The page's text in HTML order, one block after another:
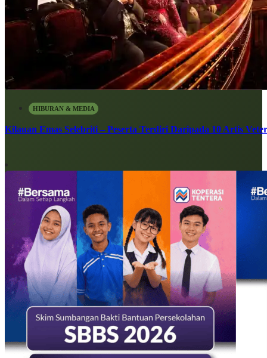
HIBURAN & MEDIA
Kilauan Emas Selebriti – Peserta Terdiri Daripada 10 Artis